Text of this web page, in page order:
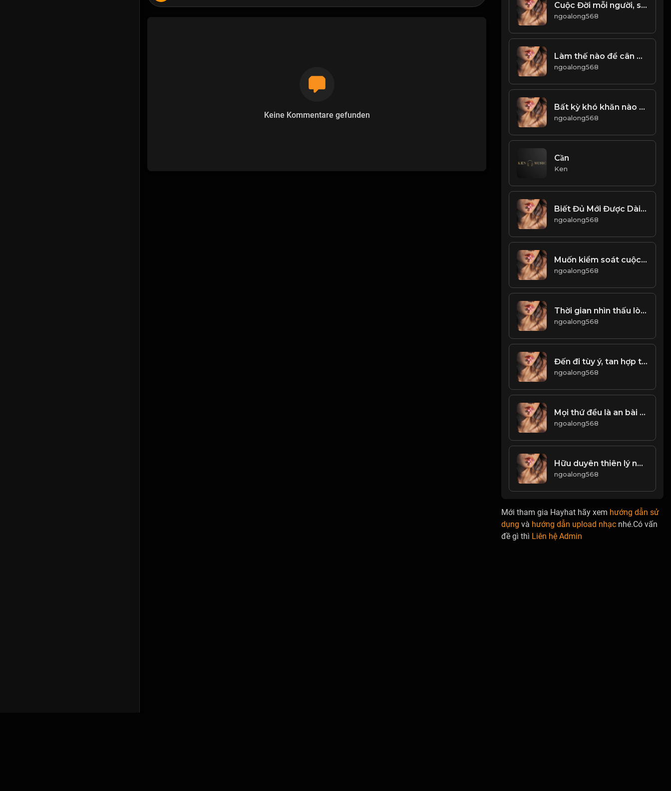
Keine Kommentare gefunden
Cuộc Đời mỗi người, sống không mang đến chết không mang đi. Chỉ có biết đủ mới có thể thường lạc! & Đạo
ngoalong568
Làm thế nào để cân bằng giữa Đạo và Đời-
ngoalong568
Bất kỳ khó khăn nào cũng có thể vượt qua, khi ta không ngừng cố gắng! & Đạo
ngoalong568
Cần
Ken
Biết Đủ Mới Được Dài Lâu Đạo
ngoalong568
Muốn kiểm soát cuộc sống tốt đẹp của mình thì phải có một tâm thái ổn định! Đạo
ngoalong568
Thời gian nhìn thấu lòng người, năm tháng tỏ tường tính cách! & Đạo
ngoalong568
Đến đi tùy ý, tan hợp tùy duyên! & Đạo
ngoalong568
Mọi thứ đều là an bài tốt nhất! & Đạo
ngoalong568
Hữu duyên thiên lý năng tương ngộ Vô duyên đối diện bất tương phùng! & Đạo
ngoalong568
Mới tham gia Hayhat hãy xem hướng dẫn sử
dụng và hướng dẫn upload nhạc nhé.Có vấn
đề gì thì Liên hệ Admin